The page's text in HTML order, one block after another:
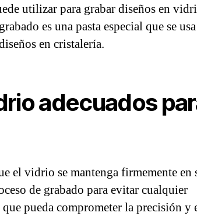
utilizar para grabar diseños en
es una pasta especial que se usa
en cristalería.
adecuados
el vidrio se mantenga firmemente en
de grabado para evitar cualquier
pueda comprometer la precisión y